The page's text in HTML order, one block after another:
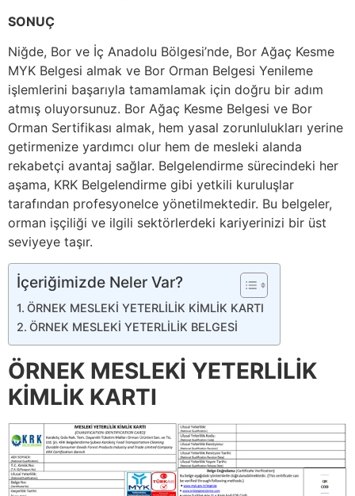
SONUÇ
Niğde, Bor ve İç Anadolu Bölgesi’nde, Bor Ağaç Kesme
MYK Belgesi almak ve Bor Orman Belgesi Yenileme
işlemlerini başarıyla tamamlamak için doğru bir adım
atmış oluyorsunuz. Bor Ağaç Kesme Belgesi ve Bor
Orman Sertifikası almak, hem yasal zorunlulukları yerine
getirmenize yardımcı olur hem de mesleki alanda
rekabetçi avantaj sağlar. Belgelendirme sürecindeki her
aşama, KRK Belgelendirme gibi yetkili kuruluşlar
tarafından profesyonelce yönetilmektedir. Bu belgeler,
orman işçiliği ve ilgili sektörlerdeki kariyerinizi bir üst
seviyeye taşır.
İçeriğimizde Neler Var?
ÖRNEK MESLEKİ YETERLİLİK KİMLİK KARTI
ÖRNEK MESLEKİ YETERLİLİK BELGESİ
ÖRNEK MESLEKİ YETERLİLİK
KİMLİK KARTI